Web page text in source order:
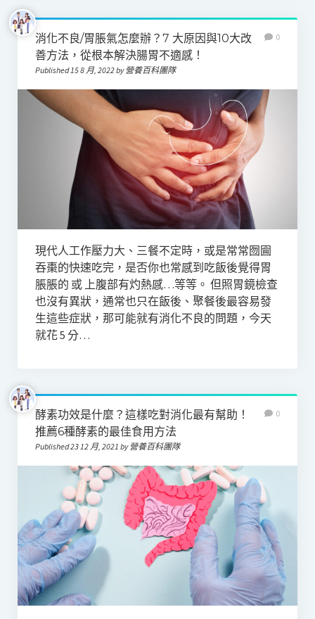
消化不良/胃脹氣怎麼辦？7 大原因與10大改
善方法，從根本解決腸胃不適感！
Published 15 8 月, 2022 by 營養百科團隊
0
現代人工作壓力大、三餐不定時，或是常常囫圇
吞棗的快速吃完，是否你也常感到吃飯後覺得胃
脹脹的 或 上腹部有灼熱感…等等。 但照胃鏡檢查
也沒有異狀，通常也只在飯後、聚餐後最容易發
生這些症狀，那可能就有消化不良的問題，今天
就花 5 分…
酵素功效是什麼？這樣吃對消化最有幫助！
推薦6種酵素的最佳食用方法
Published 23 12 月, 2021 by 營養百科團隊
0